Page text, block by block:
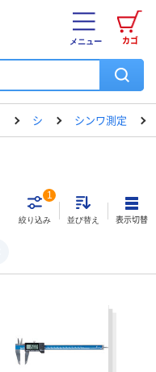
カゴ
メニュー
シ シンワ測定
絞り込み
1
並び替え 表示切替